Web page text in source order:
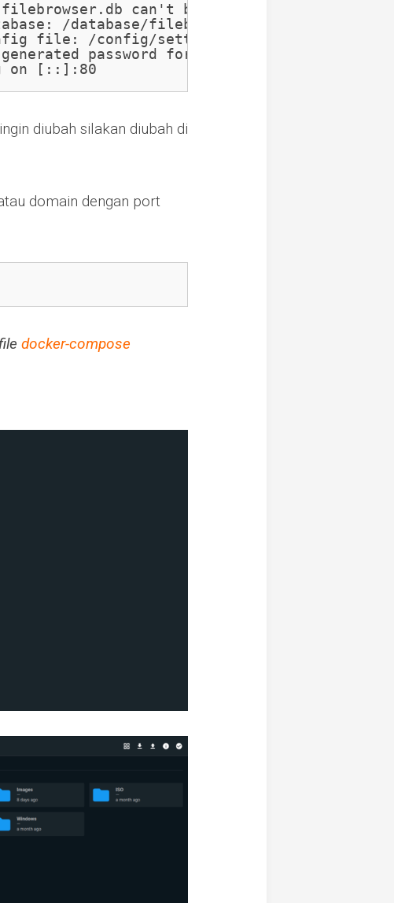
filebrowser.db can't be found. Initialing in
/database/filebrowser.db
file: /config/settings.json
password for user '
on [::]:80
diubah silakan diubah di
domain dengan port
docker-compose